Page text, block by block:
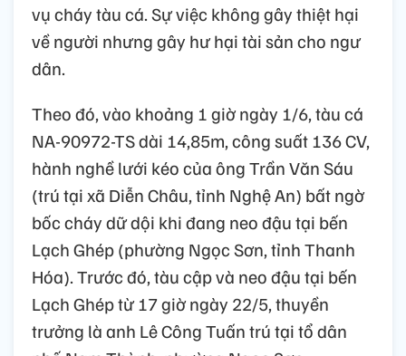
vụ cháy tàu cá. Sự việc không gây thiệt hại
về người nhưng gây hư hại tài sản cho ngư
dân.
Theo đó, vào khoảng 1 giờ ngày 1/6, tàu cá
NA-90972-TS dài 14,85m, công suất 136 CV,
hành nghề lưới kéo của ông Trần Văn Sáu
(trú tại xã Diễn Châu, tỉnh Nghệ An) bất ngờ
bốc cháy dữ dội khi đang neo đậu tại bến
Lạch Ghép (phường Ngọc Sơn, tỉnh Thanh
Hóa). Trước đó, tàu cập và neo đậu tại bến
Lạch Ghép từ 17 giờ ngày 22/5, thuyền
trưởng là anh Lê Công Tuấn trú tại tổ dân